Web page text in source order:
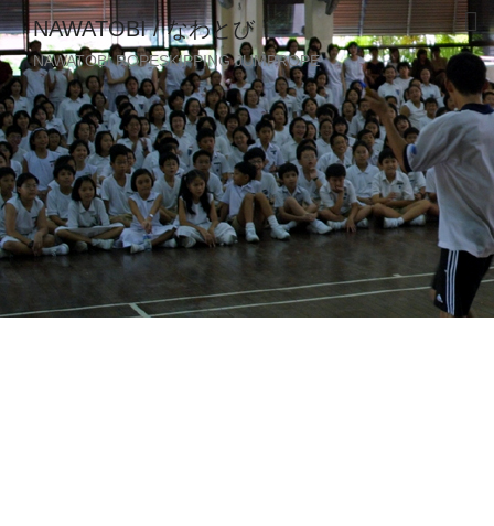
NAWATOBI / なわとび
NAWATOBI ROPESKIPPING JUMPROPE